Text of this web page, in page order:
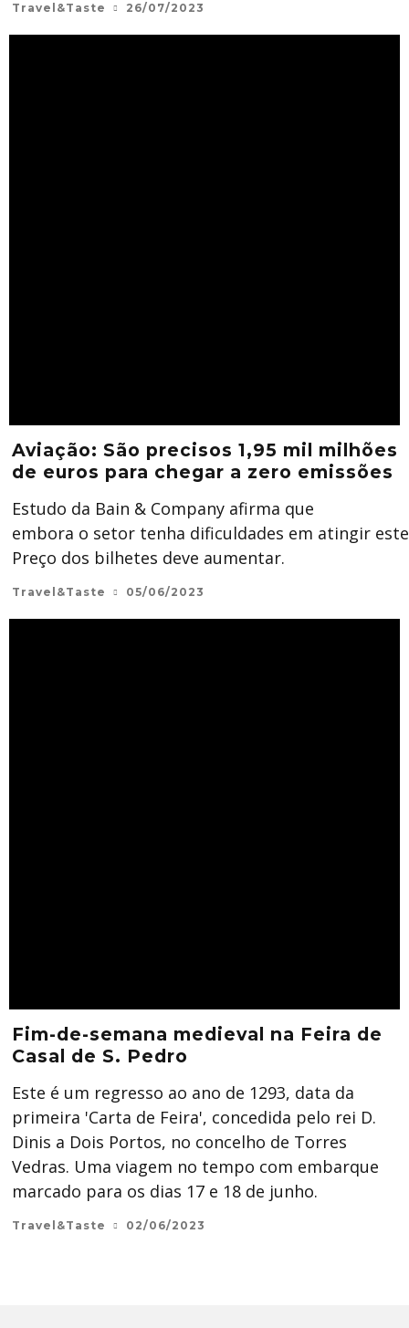
Travel&Taste 26/07/2023
Aviação: São precisos 1,95 mil milhões
de euros para chegar a zero emissões
Estudo da Bain & Company afirma que
embora o setor tenha dificuldades em atingir
Preço dos bilhetes deve aumentar.
Travel&Taste 05/06/2023
Fim-de-semana medieval na Feira de
Casal de S. Pedro
Este é um regresso ao ano de 1293, data da
primeira 'Carta de Feira', concedida pelo rei D.
Dinis a Dois Portos, no concelho de Torres
Vedras. Uma viagem no tempo com embarque
marcado para os dias 17 e 18 de junho.
Travel&Taste 02/06/2023